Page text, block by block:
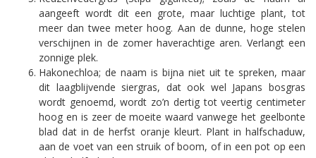
aangeeft wordt dit een grote, maar luchtige plant, tot
meer dan twee meter hoog. Aan de dunne, hoge stelen
verschijnen in de zomer haverachtige aren. Verlangt een
zonnige plek.
Hakonechloa; de naam is bijna niet uit te spreken, maar
dit laagblijvende siergras, dat ook wel Japans bosgras
wordt genoemd, wordt zo’n dertig tot veertig centimeter
hoog en is zeer de moeite waard vanwege het geelbonte
blad dat in de herfst oranje kleurt. Plant in halfschaduw,
aan de voet van een struik of boom, of in een pot op een